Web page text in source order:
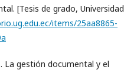
[Tesis de grado, Universidad
items/25aa8865-
La gestión documental y el